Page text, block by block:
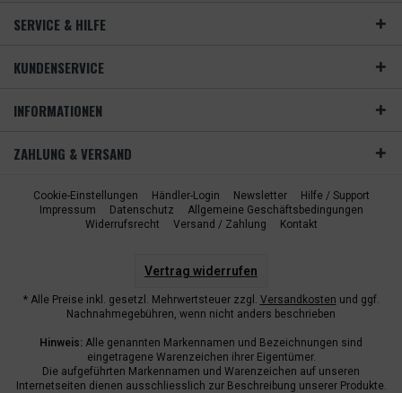
SERVICE & HILFE
KUNDENSERVICE
INFORMATIONEN
ZAHLUNG & VERSAND
Cookie-Einstellungen Händler-Login Newsletter
Hilfe / Support
Impressum
Datenschutz
Allgemeine Geschäftsbedingungen
Widerrufsrecht
Versand / Zahlung Kontakt
Vertrag widerrufen
* Alle Preise inkl. gesetzl. Mehrwertsteuer zzgl. Versandkosten und ggf.
Nachnahmegebühren, wenn nicht anders beschrieben
Hinweis: Alle genannten Markennamen und Bezeichnungen sind
eingetragene Warenzeichen ihrer Eigentümer.
Die aufgeführten Markennamen und Warenzeichen auf unseren
Internetseiten dienen ausschliesslich zur Beschreibung unserer Produkte.